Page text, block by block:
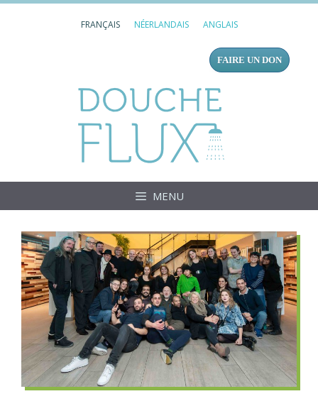
FRANÇAIS NÉERLANDAIS ANGLAIS
FAIRE UN DON
MENU